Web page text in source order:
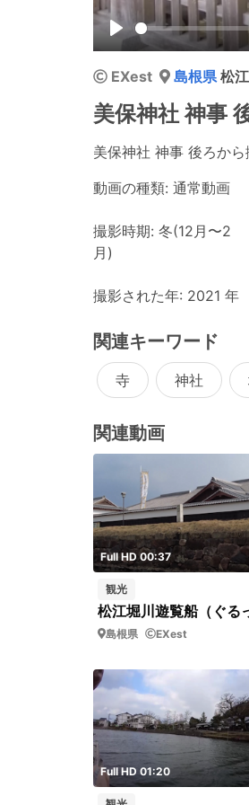
Play
EXest 島根県松
美保神社 神事
美保神社 神事 後ろから
動画の種類: 通常動画
撮影時期: 冬(12月〜2
月)
撮影された年: 2021 年
関連キーワード
寺 神社
関連動画
Full HD 00:37
観光
島根県 EXest
Full HD 01:20